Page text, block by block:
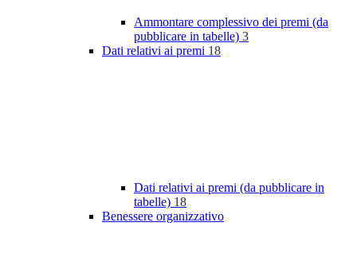
Ammontare complessivo dei premi (da
pubblicare in tabelle) 3
Dati relativi ai premi 18
Dati relativi ai premi (da pubblicare in
tabelle) 18
Benessere organizzativo